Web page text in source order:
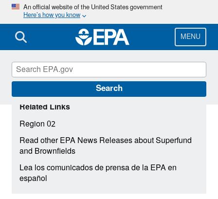
Skip
main
content
An official website of the United States government
Here’s how you know
MENU
Search
Related Links
Region 02
Read other EPA News Releases about Superfund
and Brownfields
Lea los comunicados de prensa de la EPA en
español